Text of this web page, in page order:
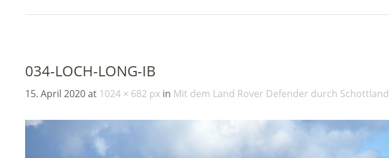
034-LOCH-LONG-IB
15. April 2020at 1024 × 682 px in Mit dem Land Rover Defender durch Schottland